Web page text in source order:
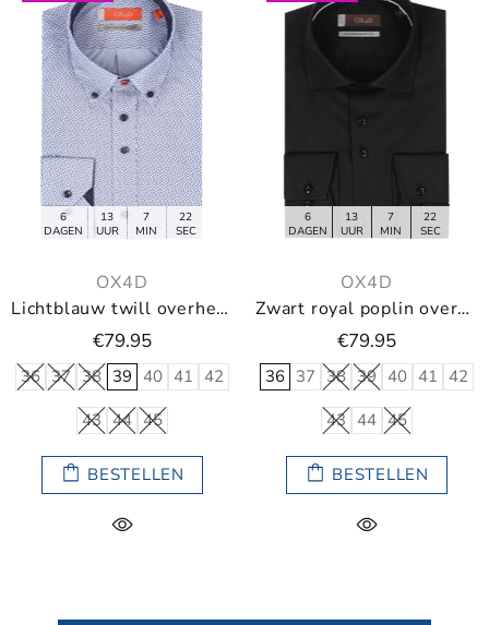
6
DAGEN
13
UUR
7
MIN
21
SEC
OX4D
Lichtblauw twill overhemd met print
€79.95
36 37 38 39 40 41 42
43 44 45
BESTELLEN
6
DAGEN
13
UUR
7
MIN
21
SEC
OX4D
Zwart royal poplin overhemd
€79.95
36 37 38 39 40 41 42
43 44 45
BESTELLEN